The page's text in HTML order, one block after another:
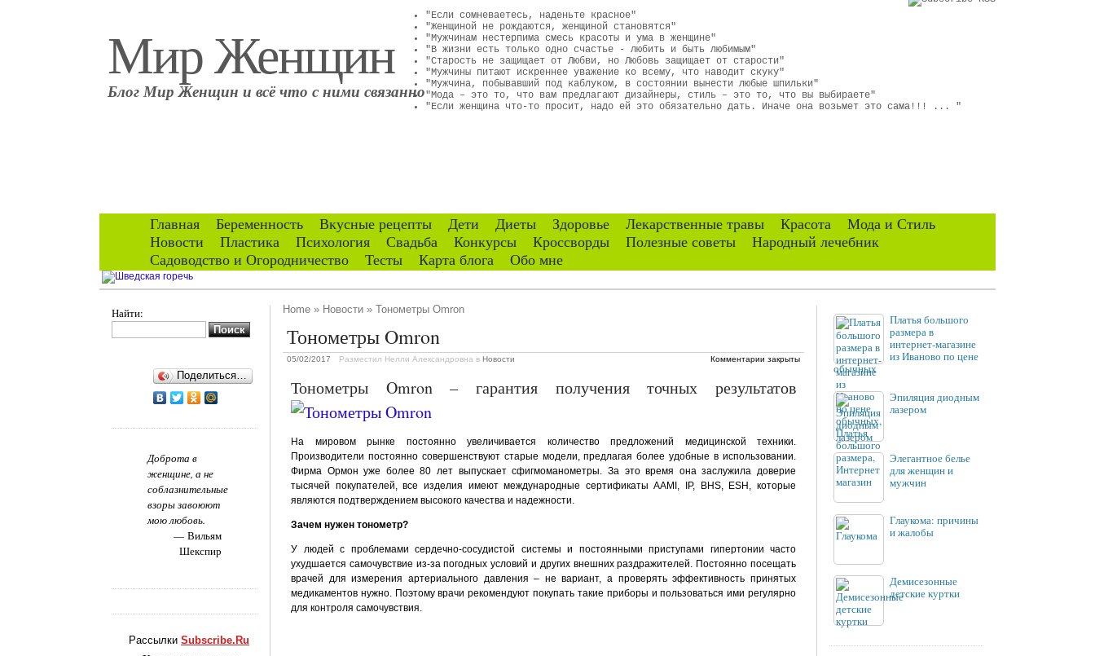
Мир Женщин
Блог Мир Женщин и всё что с ними связанно
"Если сомневаетесь, наденьте красное"
"Женщиной не рождаются, женщиной становятся"
"Мужчинам нестерпима смесь красоты и ума в женщине"
"В жизни есть только одно счастье - любить и быть любимым"
"Старость не защищает от Любви, но Любовь защищает от старости"
"Мужчины питают искреннее уважение ко всему, что наводит скуку"
"Мужчина, побывавший под каблуком, в состоянии вынести любые шпильки"
"Мода – это то, что вам предлагают дизайнеры, стиль – это то, что вы выбираете"
"Если женщина что-то просит, надо ей это обязательно дать. Иначе она возьмет это сама!!! ... "
Главная Беременность Вкусные рецепты Дети Диеты Здоровье Лекарственные травы Красота
Мода и Стиль
Новости
Пластика Психология Свадьба Конкурсы Кроссворды Полезные советы
Народный лечебник
Садоводство и Огородничество
Тесты Карта блога Обо мне
Home » Новости » Тонометры Omron
Тонометры Omron
05/02/2017 Разместил Нелли Александровна в Новости Комментарии закрыты
Тонометры Omron – гарантия получения точных результатов
На мировом рынке постоянно увеличивается количество предложений медицинской техники.
Производители постоянно совершенствуют старые модели, предлагая более удобные в использовании.
Фирма Ормон уже более 80 лет выпускает сфигмоманометры. За это время она заслужила доверие
тысячей покупателей, все изделия имеют международные сертификаты AAMI, IP, BHS, ESH, которые
являются подтверждением высокого качества и надежности.
Зачем нужен тонометр?
У людей с проблемами сердечно-сосудистой системы и постоянными приступами гипертонии часто
ухудшается самочувствие из-за погодных условий и других внешних раздражителей. Постоянно посещать
врачей для измерения артериального давления – не вариант, а проверять эффективность принятых
медикаментов нужно. Поэтому врачи рекомендуют покупать такие приборы и пользоваться ими регулярно
для контроля самочувствия.
Найти:
Поделиться…
Доброта в
женщине, а не
соблазнительные
взоры завоюют
мою любовь.
Вильям
Шекспир
Рассылки Subscribe.Ru
Платья большого
размера в
интернет-магазине
из Иваново по цене
обычных
Эпиляция диодным
лазером
Элегантное белье
для женщин и
мужчин
Глаукома: причины
и жалобы
Демисезонные
детские куртки